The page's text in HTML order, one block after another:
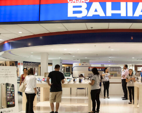
GreenYellow desenvolve projeto de
eficiência energética e iluminação
sustentável para 339 lojas do grupo
Casas Bahia.